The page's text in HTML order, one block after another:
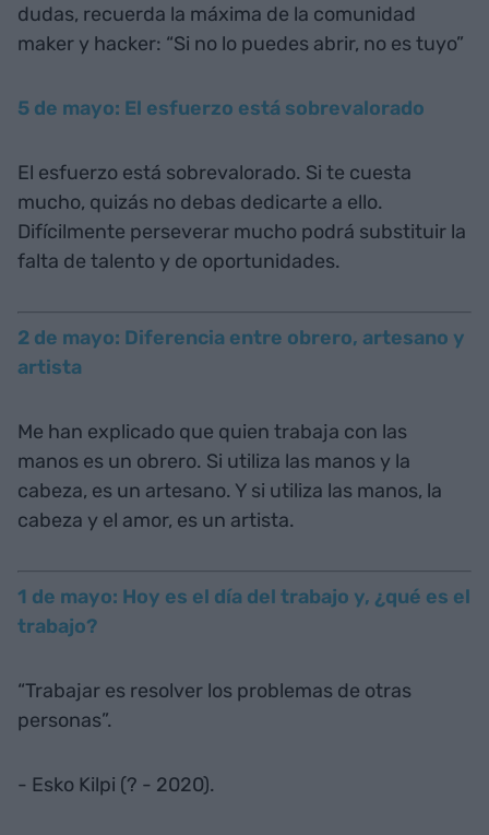
dudas, recuerda la máxima de la comunidad
maker y hacker: “Si no lo puedes abrir, no es tuyo”
5 de mayo: El esfuerzo está sobrevalorado
El esfuerzo está sobrevalorado. Si te cuesta
mucho, quizás no debas dedicarte a ello.
Difícilmente perseverar mucho podrá substituir la
falta de talento y de oportunidades.
2 de mayo: Diferencia entre obrero, artesano y
artista
Me han explicado que quien trabaja con las
manos es un obrero. Si utiliza las manos y la
cabeza, es un artesano. Y si utiliza las manos, la
cabeza y el amor, es un artista.
1 de mayo: Hoy es el día del trabajo y, ¿qué es el
trabajo?
“Trabajar es resolver los problemas de otras
personas”.
- Esko Kilpi (? - 2020).